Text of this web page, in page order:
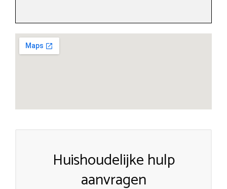
Huishoudelijke hulp
aanvragen